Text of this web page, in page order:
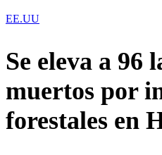
EE.UU
Se eleva a 96
muertos por
forestales en